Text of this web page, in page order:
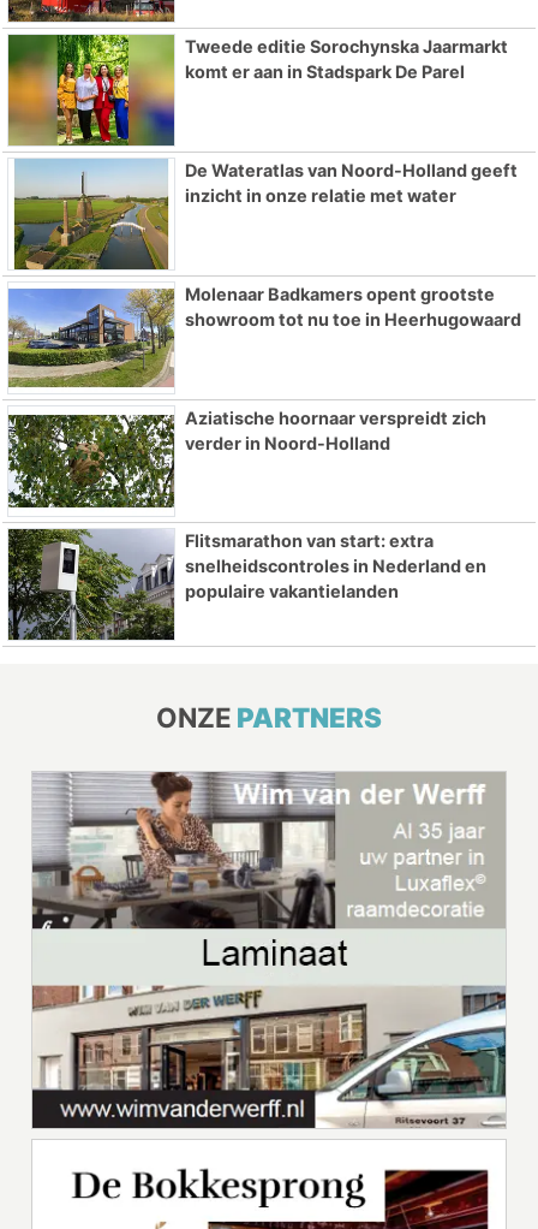
Tweede editie Sorochynska Jaarmarkt
komt er aan in Stadspark De Parel
De Wateratlas van Noord-Holland geeft
inzicht in onze relatie met water
Molenaar Badkamers opent grootste
showroom tot nu toe in Heerhugowaard
Aziatische hoornaar verspreidt zich
verder in Noord-Holland
Flitsmarathon van start: extra
snelheidscontroles in Nederland en
populaire vakantielanden
ONZE PARTNERS